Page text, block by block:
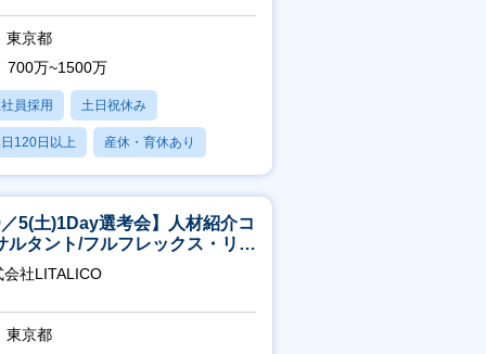
東京都
700万~1500万
員採用 土日祝休み
120日以上 産休・育休あり
あり
5(土)1Day選考会】人材紹介コ
ルタント/フルフレックス・リモ
/育休最長6年取得可
会社LITALICO
東京都